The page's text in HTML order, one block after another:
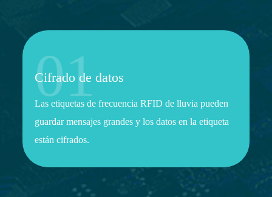
01
Cifrado de datos
Las etiquetas de frecuencia RFID de lluvia pueden
guardar mensajes grandes y los datos en la etiqueta
están cifrados.